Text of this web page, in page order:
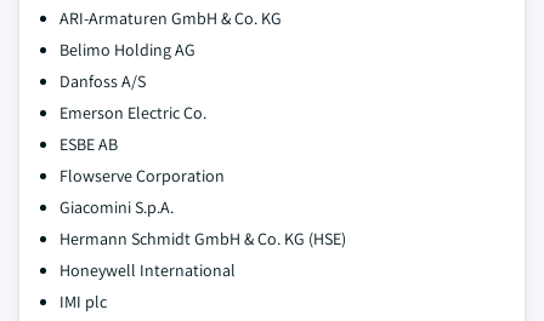
ARI-Armaturen GmbH & Co. KG
Belimo Holding AG
Danfoss A/S
Emerson Electric Co.
ESBE AB
Flowserve Corporation
Giacomini S.p.A.
Hermann Schmidt GmbH & Co. KG (HSE)
Honeywell International
IMI plc